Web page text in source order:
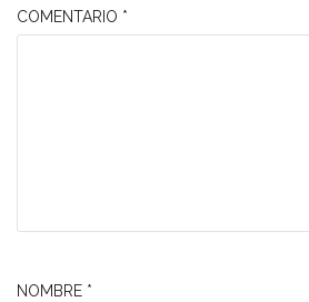
COMENTARIO *
NOMBRE *